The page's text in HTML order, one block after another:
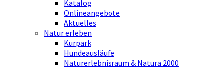
Katalog
Onlineangebote
Aktuelles
Natur erleben
Kurpark
Hundeausläufe
Naturerlebnisraum & Natura 2000